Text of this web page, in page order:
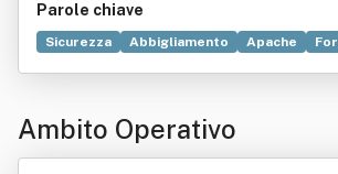
Parole chiave
Sicurezza Abbigliamento Apache
Ambiente
Filesystem Hierarchy Standard
Settore economico
Ambito Operativo